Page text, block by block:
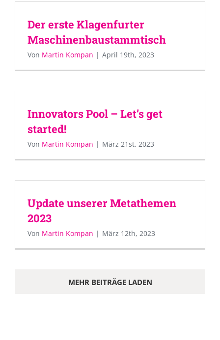
Der erste Klagenfurter
Maschinenbaustammtisch
Von Martin Kompan | April 19th, 2023
Innovators Pool – Let’s get
started!
Von Martin Kompan | März 21st, 2023
Update unserer Metathemen
2023
Von Martin Kompan | März 12th, 2023
MEHR BEITRÄGE LADEN